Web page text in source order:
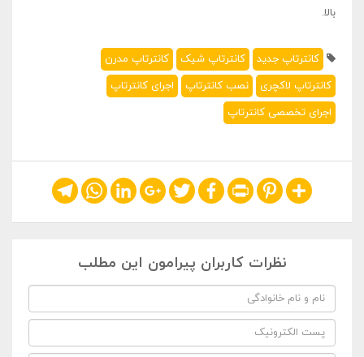
بالا.
کانترتاپ جدید کانترتاپ شیک
کانترتاپ مدرن
کانترتاپ لاکچری
نصب کانترتاپ
اجرای کانترتاپ
اجرای تخصصی کانترتاپ
Share
Pinterest
Print
Facebook
Twitter
Google+
LinkedIn
WhatsApp
Telegram
نظرات کاربران پیرامون این مطلب